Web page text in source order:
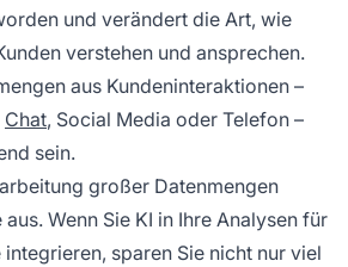
und verändert die Art, wie
verstehen und ansprechen.
aus Kundeninteraktionen –
Chat, Social Media oder Telefon –
sein.
großer Datenmengen
Wenn Sie KI in Ihre Analysen für
sparen Sie nicht nur viel